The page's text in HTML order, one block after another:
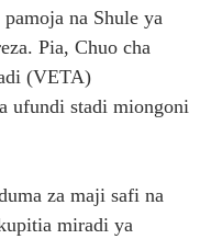
na Shule ya
Pia, Chuo cha
(VETA)
ufundi stadi miongoni
za maji safi na
miradi ya